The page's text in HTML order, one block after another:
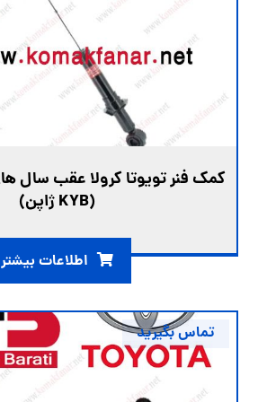
(KYB ژاپن)
اطلاعات بیشتر
تماس بگیرید